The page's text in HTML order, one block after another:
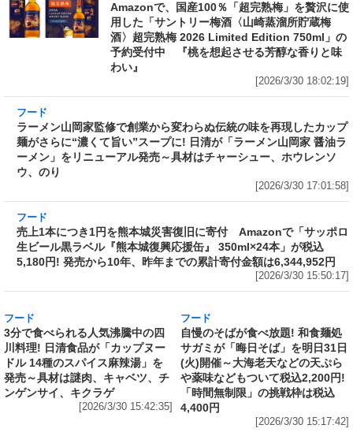
Amazonで、国産100％「超完熟梅」を贅沢に使
用した「サントリー梅酒〈山崎蒸溜所貯蔵梅
酒〉超完熟梅 2026 Limited Edition 750ml」の
予約受付中 『桃を想起させる芳醇な香りと味
わい』
[2026/3/30 18:02:19]
ラーメン山岡家監修で創業から変わらぬ伝統の
味を再現したカップ麺がさらに“濃くて旨い”ス
ープに! 日清が「ラーメン山岡家 醤油ラーメ
[2026/3/30 17:01:58]
フード
売上1本につき1円を熊本城災害復旧に寄付
Amazonで「サッポロ生ビール黒ラベル『熊本
城復興応援缶』 350ml×24本」が税込5,180円!
発売から10年、昨年までの累計寄付金額は